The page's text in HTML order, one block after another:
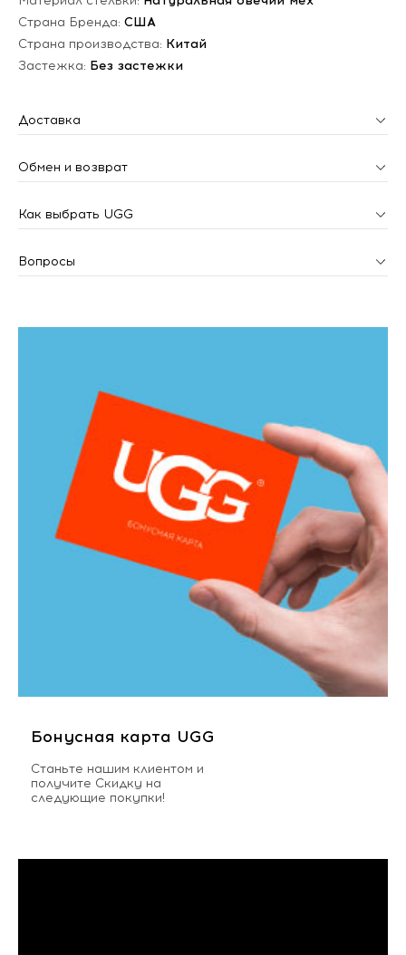
Страна Бренда: США
Страна производства: Китай
Застежка: Без застежки
Доставка
Обмен и возврат
Как выбрать UGG
Вопросы
Бонусная карта UGG
Станьте нашим клиентом и
получите Скидку на
следующие покупки!